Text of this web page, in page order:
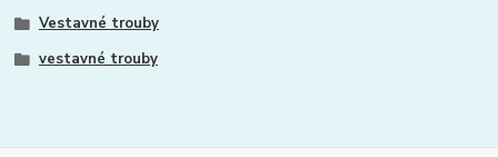
Vestavné trouby
vestavné trouby